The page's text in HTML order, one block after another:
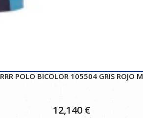
RRR POLO BICOLOR 105504 GRIS ROJO M
12,140 €